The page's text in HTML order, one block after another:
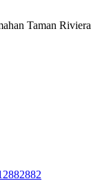
Taman Riviera